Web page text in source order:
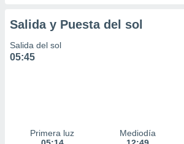
Salida y Puesta del sol
Salida del sol
05:45
Primera luz
Mediodía